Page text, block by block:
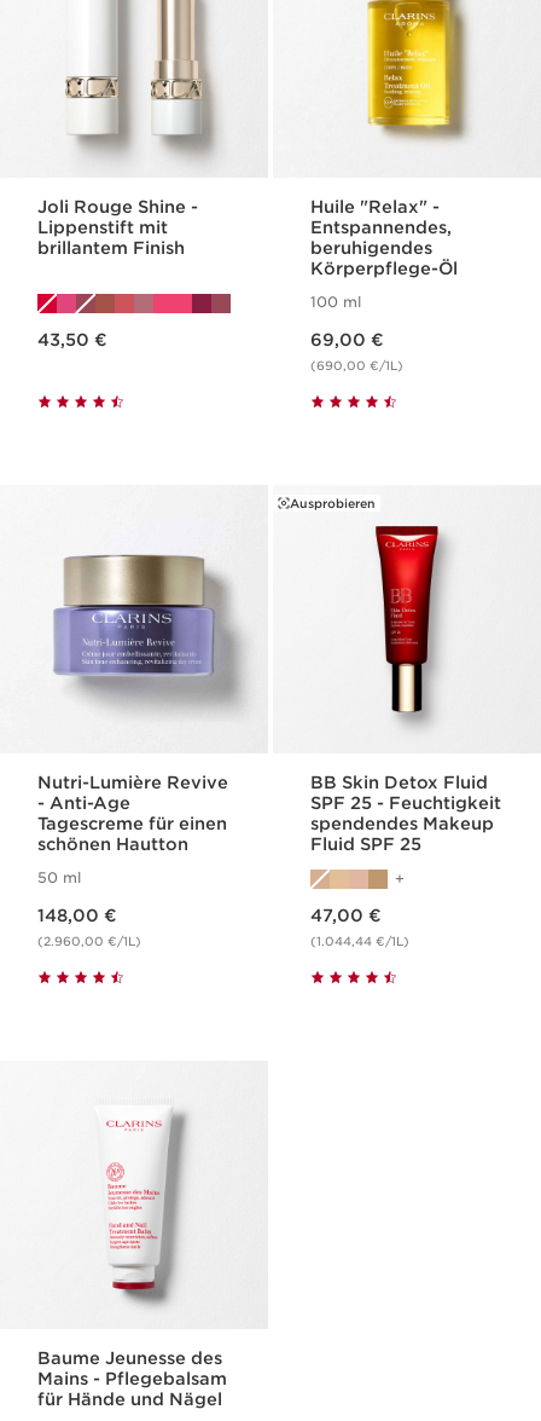
Joli Rouge Shine -
Lippenstift mit
brillantem Finish
43,50 €
Huile "Relax" -
Entspannendes,
beruhigendes
Körperpflege-Öl
100 ml
69,00 €
(690,00 €/1L)
Nutri-Lumière Revive
- Anti-Age
Tagescreme für einen
schönen Hautton
50 ml
148,00 €
(2.960,00 €/1L)
Ausprobieren
BB Skin Detox Fluid
SPF 25 - Feuchtigkeit
spendendes Makeup
Fluid SPF 25
47,00 €
(1.044,44 €/1L)
Baume Jeunesse des
Mains - Pflegebalsam
für Hände und Nägel